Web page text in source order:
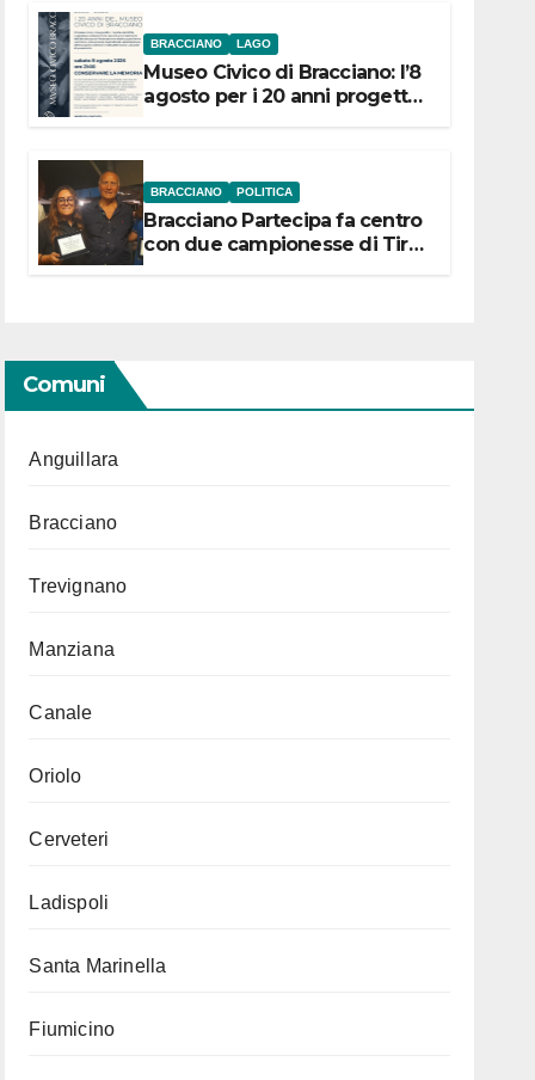
BRACCIANO LAGO
Museo Civico di Bracciano: l’8
agosto per i 20 anni progetto
BRACCIANO POLITICA
Bracciano Partecipa fa centro
con due campionesse di Tiro
Comuni
Anguillara
Bracciano
Trevignano
Manziana
Canale
Oriolo
Cerveteri
Ladispoli
Santa Marinella
Fiumicino